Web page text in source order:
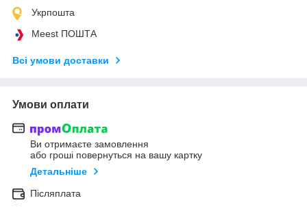
Укрпошта
Meest ПОШТА
Всі умови доставки
Умови оплати
Ви отримаєте замовлення
або гроші повернуться на вашу картку
Детальніше
Післяплата